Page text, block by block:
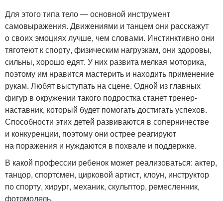
Для этого типа тело — основной инструмент
самовыражения. Движениями и танцем они расскажут
о своих эмоциях лучше, чем словами. Инстинктивно они
тяготеют к спорту, физическим нагрузкам, они здоровы,
сильны, хорошо едят. У них развита мелкая моторика,
поэтому им нравится мастерить и находить применение
рукам. Любят выступать на сцене. Одной из главных
фигур в окружении такого подростка станет тренер-
наставник, который будет помогать достигать успехов.
Способности этих детей развиваются в соперничестве
и конкуренции, поэтому они острее реагируют
на поражения и нуждаются в похвале и поддержке.
В какой профессии ребенок может реализоваться: актер,
танцор, спортсмен, цирковой артист, клоун, инструктор
по спорту, хирург, механик, скульптор, ремесленник,
фотомодель.